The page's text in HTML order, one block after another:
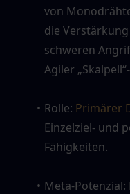
von
die
schweren
Agiler
Rolle: Primärer
Einzelziel- und
Fähigkeiten.
Meta-